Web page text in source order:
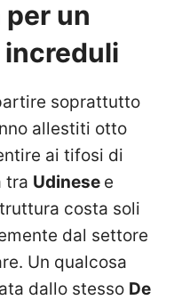
per un
soprattutto
allestiti otto
ai tifosi di
tra Udinese e
costa soli
dal settore
Un qualcosa
dallo stesso De